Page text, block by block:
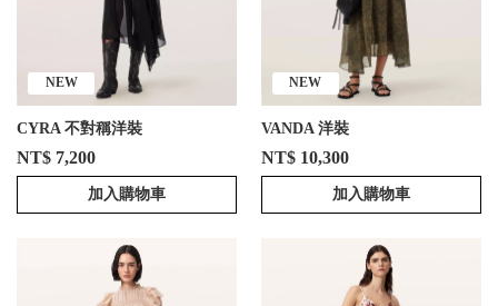
NEW
CYRA 不對稱洋裝
NT$ 7,200
加入購物車
NEW
VANDA 洋裝
NT$ 10,300
加入購物車